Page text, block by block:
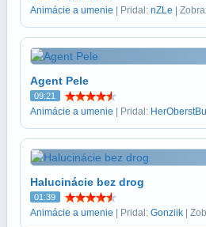
Animácie a umenie | Pridal: nZLe |
Agent Pele
09:21
Animácie a umenie | Pridal:
Halucinácie bez drog
01:39
Animácie a umenie | Pridal: Gonziik |